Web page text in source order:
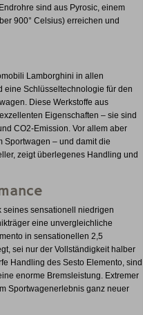
sind aus Pyrosic, einem
900° Celsius) erreichen und
Lamborghini in allen
eine Schlüsseltechnologie für den
Diese Werkstoffe aus
Eigenschaften – sie sind
CO2-Emission. Vor allem aber
Sportwagen – und damit die
zeigt überlegenes Handling und
seines sensationell niedrigen
eine unvergleichliche
in sensationellen 2,5
sei nur der Vollständigkeit halber
Handling des Sesto Elemento, sind
enorme Bremsleistung. Extremer
Sportwagenerlebnis ganz neuer